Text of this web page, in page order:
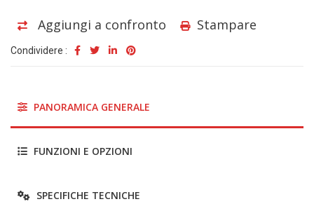
Aggiungi a confronto Stampare
Condividere :
PANORAMICA GENERALE
FUNZIONI E OPZIONI
SPECIFICHE TECNICHE